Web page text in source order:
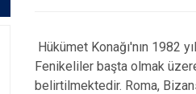
Hükümet Konağı'nın 1982
Fenikeliler başta olmak
belirtilmektedir. Roma,